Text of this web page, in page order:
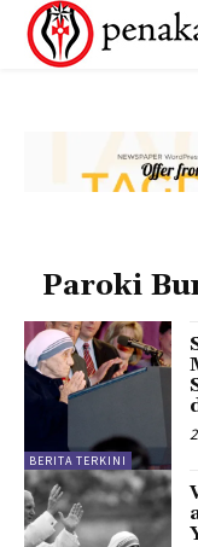
Paroki
BERITA TERKINI